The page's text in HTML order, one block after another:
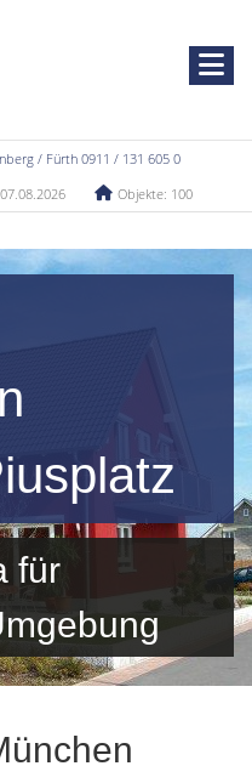
/ Fürth 0911 / 131 605 0
07.08.2026 Objekte: 100
für